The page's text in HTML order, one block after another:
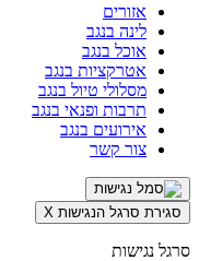
אזורים
לינה בנגב
אוכל בנגב
אטרקציות בנגב
מסלולי טיול בנגב
תרבות ופנאי בנגב
אירועים בנגב
צור קשר
סגירת סרגל הנגישות X
סרגל נגישות